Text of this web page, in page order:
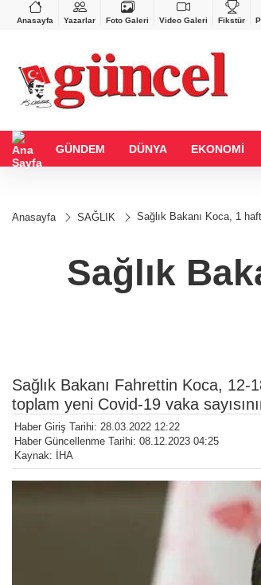
Anasayfa Yazarlar Foto Galeri Video Galeri Fikstür
%0,90
BGN
27,9743
%-0,22
GÜNDEM DÜNYA EKONOMİ
Anasayfa SAĞLIK Sağlık Bakanı Koca, 1
Sağlık
Sağlık Bakanı Fahrettin Koca, 12-
toplam yeni Covid-19 vaka
Haber Giriş Tarihi: 28.03.2022 12:22
Haber Güncellenme Tarihi: 08.12.2023 04:25
Kaynak: İHA